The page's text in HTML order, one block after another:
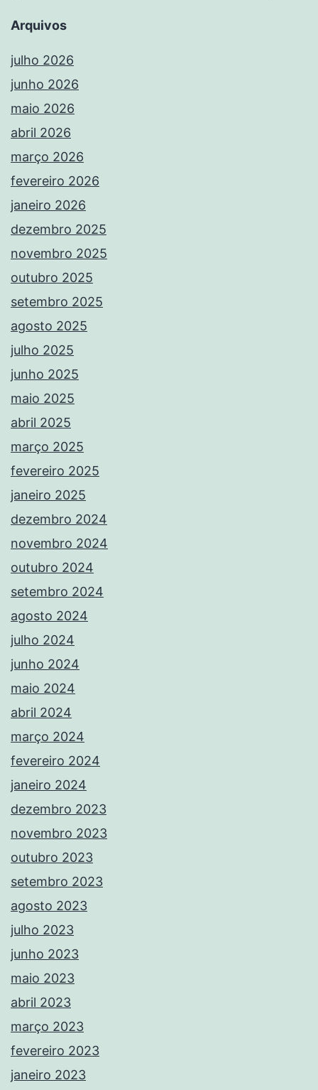
Arquivos
julho 2026
junho 2026
maio 2026
abril 2026
março 2026
fevereiro 2026
janeiro 2026
dezembro 2025
novembro 2025
outubro 2025
setembro 2025
agosto 2025
julho 2025
junho 2025
maio 2025
abril 2025
março 2025
fevereiro 2025
janeiro 2025
dezembro 2024
novembro 2024
outubro 2024
setembro 2024
agosto 2024
julho 2024
junho 2024
maio 2024
abril 2024
março 2024
fevereiro 2024
janeiro 2024
dezembro 2023
novembro 2023
outubro 2023
setembro 2023
agosto 2023
julho 2023
junho 2023
maio 2023
abril 2023
março 2023
fevereiro 2023
janeiro 2023